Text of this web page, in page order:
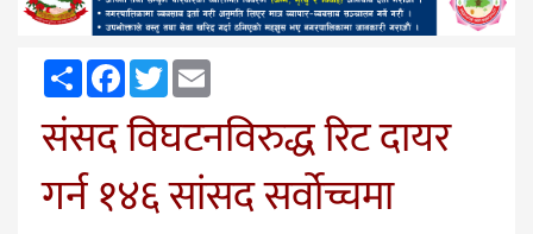
ShareFacebook
Twitter
संसद विघटनविरुद्ध रिट दायर
गर्न १४६ सांसद सर्वोच्चमा